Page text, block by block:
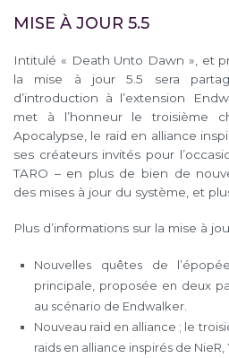
MISE À JOUR 5.5
Intitulé « Death Unto Dawn », et
la mise à jour 5.5 sera
d’introduction à l’extension
met à l’honneur le troisième
Apocalypse, le raid en alliance
ses créateurs invités pour
TARO – en plus de bien de
des mises à jour du système, et
Plus d’informations sur la mise à
Nouvelles quêtes de
principale, proposée en deux
au scénario de Endwalker.
Nouveau raid en alliance ; le
raids en alliance inspirés de